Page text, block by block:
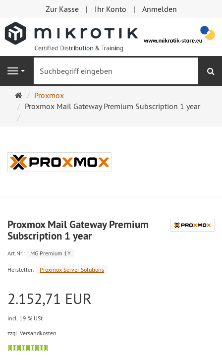
Zur Kasse Ihr Konto Anmelden
Navigation
Startseite
Proxmox
Proxmox Mail Gateway Premium Subscription 1 year
Proxmox Mail Gateway Premium
Subscription 1 year
Art.Nr.: MG Premium 1Y
Hersteller: Proxmox Server Solutions
2.152,71 EUR
incl. 19 % USt
zzgl. Versandkosten